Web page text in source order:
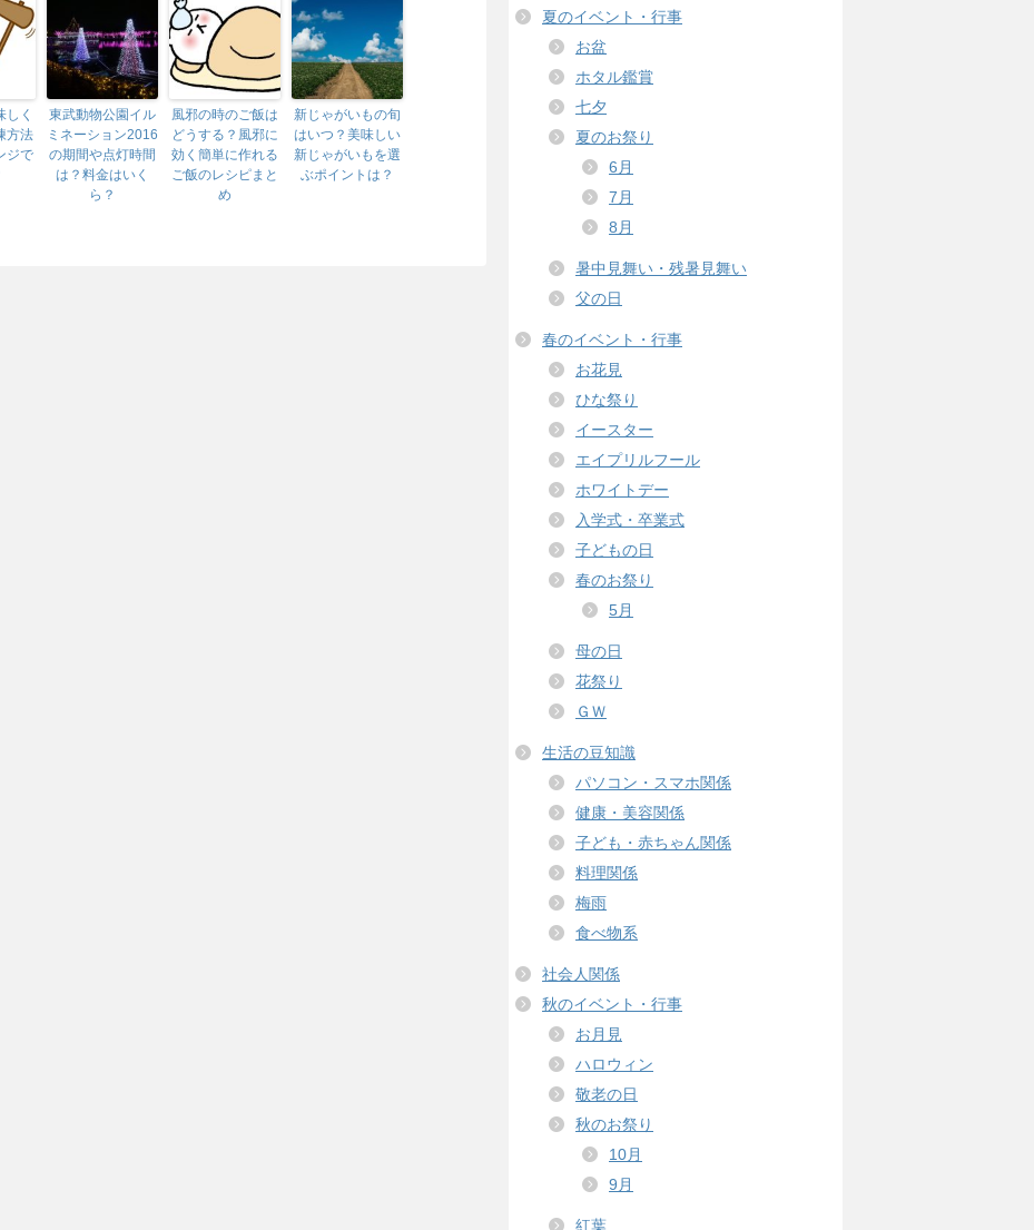
しく
方法
ジで
東武動物公園イル
ミネーション2016
の期間や点灯時間
は？料金はいく
ら？
風邪の時のご飯は
どうする？風邪に
効く簡単に作れる
ご飯のレシピまと
め
新じゃがいもの旬
はいつ？美味しい
新じゃがいもを選
ぶポイントは？
夏のイベント・行事
お盆
ホタル鑑賞
七夕
夏のお祭り
6月
7月
8月
暑中見舞い・残暑見舞い
父の日
春のイベント・行事
お花見
ひな祭り
イースター
エイプリルフール
ホワイトデー
入学式・卒業式
子どもの日
春のお祭り
5月
母の日
花祭り
ＧＷ
生活の豆知識
パソコン・スマホ関係
健康・美容関係
子ども・赤ちゃん関係
料理関係
梅雨
食べ物系
社会人関係
秋のイベント・行事
お月見
ハロウィン
敬老の日
秋のお祭り
10月
9月
紅葉